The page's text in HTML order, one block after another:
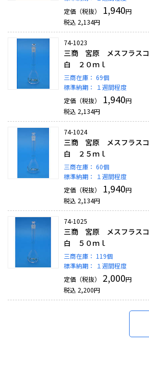
定価（税抜）
1,940円
税込 2,134円
74-1023
三商 宮原 メスフラスコ
白 ２０ｍｌ
三商在庫： 69個
標準納期：
１週間程度
定価（税抜）
1,940円
税込 2,134円
74-1024
三商 宮原 メスフラスコ
白 ２５ｍｌ
三商在庫： 60個
標準納期：
１週間程度
定価（税抜）
1,940円
税込 2,134円
74-1025
三商 宮原 メスフラスコ
白 ５０ｍｌ
三商在庫： 119個
標準納期：
１週間程度
定価（税抜）
2,000円
税込 2,200円